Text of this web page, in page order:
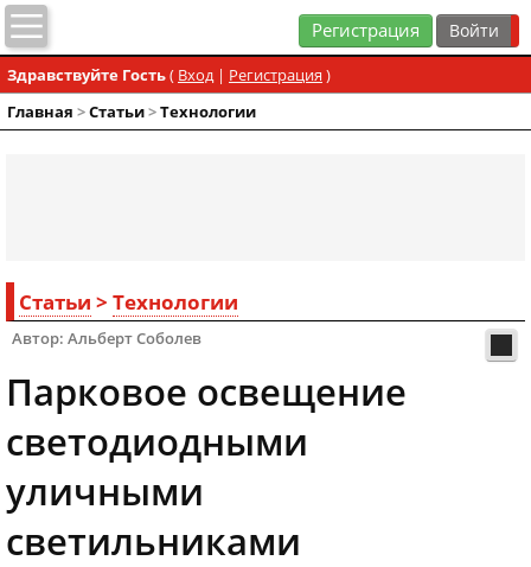
Регистрация
Здравствуйте Гость( Вход| Регистрация )
Главная >Статьи>Технологии
Статьи > Технологии
Автор: Альберт Соболев
Парковое освещение
светодиодными
уличными
светильниками